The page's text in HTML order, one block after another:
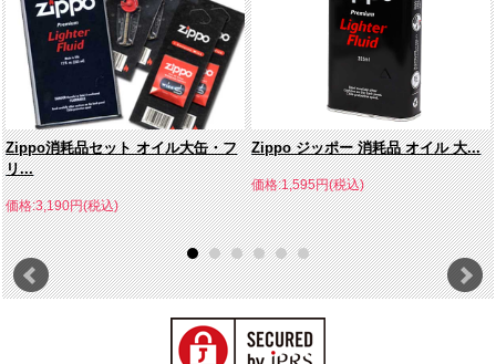
Zippo消耗品セット オイル大缶・フ
リ...
価格:3,190円(税込)
Zippo ジッポー 消耗品 オイル 大...
価格:1,595円(税込)